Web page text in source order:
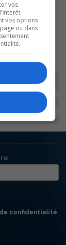
confidentialité
vos
vos options
ou dans